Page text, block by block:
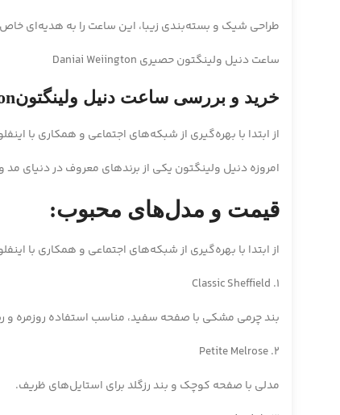
طراحی شیک و بسته‌بندی زیبا، این ساعت را به هدیه‌ای
ساعت دنیل ولینگتون حصیری Daniai Weiington
خرید و بررسی ساعت دنیل ولینگتونDaneil Wellington
از ابتدا با بهره‌گیری از شبکه‌های اجتماعی و همکاری با
امروزه دنیل ولینگتون یکی از برندهای معروف در دنیای مد و
قیمت و مدل‌های محبوب:
از ابتدا با بهره‌گیری از شبکه‌های اجتماعی و همکاری با
1. Classic Sheffield
بند چرمی مشکی با صفحه سفید، مناسب استفاده روزمره و
2. Petite Melrose
مدلی با صفحه کوچک و بند رزگلد برای استایل‌های ظریف.